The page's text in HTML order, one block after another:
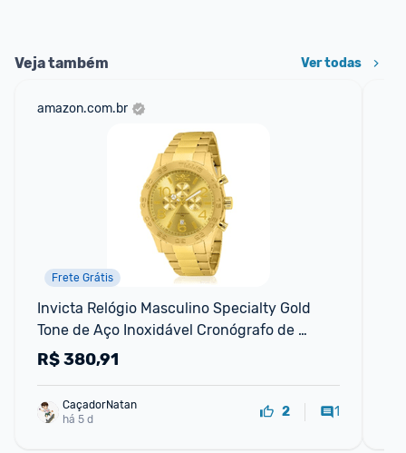
Veja também Ver todas
amazon.com.br
Frete Grátis
Invicta Relógio Masculino Specialty Gold
Tone de Aço Inoxidável Cronógrafo de
Quartzo Dourado (Modelo: 1270)
R$380,91
CaçadorNatan
há 5 d
2 1